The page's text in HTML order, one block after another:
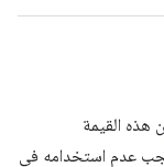
هذه القيمة
عدم استخدامه في